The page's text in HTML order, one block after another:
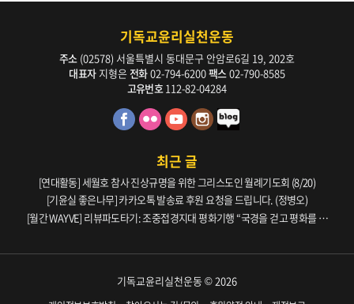
기독교윤리실천운동
주소 (02578) 서울특별시 동대문구 안암로6길 19, 202호
대표자지형은 전화02-794-6200팩스 02-790-8585
고유번호 112-82-04284
최근 글
[연대활동] 세월호 참사 진상규명을 위한 그리스도인 월례기도회 (8/20)
[기윤실 좋은나무] 카카오톡 발송료 후원 요청을 드립니다. (정병오)
[월간 WAYVE] 리뷰파도타기: 조중접경지대 평화기행 “국경을 걷고 평화를 생
기독교윤리실천운동 © 2026